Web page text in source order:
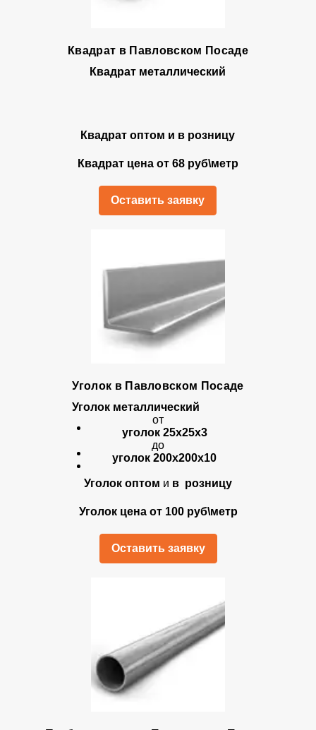
Квадрат в Павловском Посаде
Квадрат металлический
Квадрат оптом и в розницу
Квадрат цена от 68 руб\метр
Оставить заявку
Уголок в Павловском Посаде
Уголок металлический
от
уголок 25х25х3
до
уголок 200х200х10
Уголок оптом и в розницу
Уголок цена от 100 руб\метр
Оставить заявку